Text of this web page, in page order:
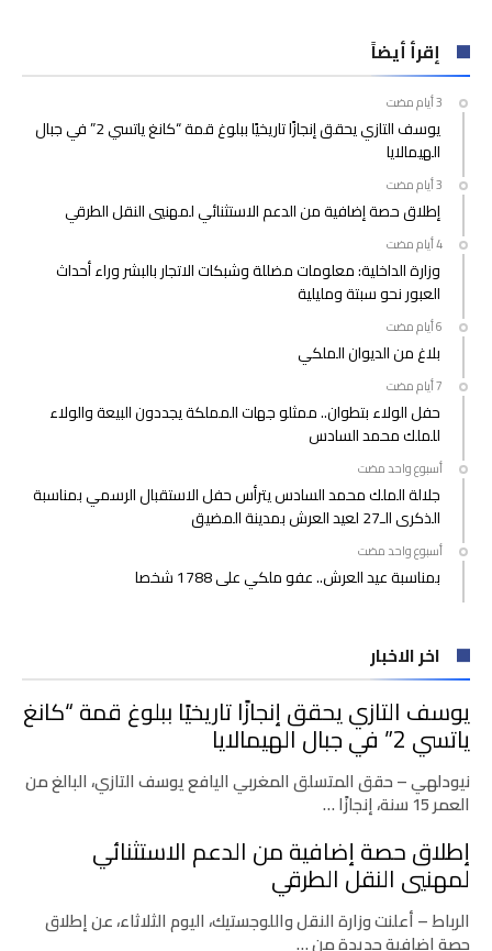
إقرأ أيضاً
يوسف التازي يحقق إنجازًا تاريخيًا ببلوغ قمة “كانغ ياتسي 2” في جبال
الهيمالايا
إطلاق حصة إضافية من الدعم الاستثنائي لمهنيي النقل الطرقي
وزارة الداخلية: معلومات مضللة وشبكات الاتجار بالبشر وراء أحداث
العبور نحو سبتة ومليلية
بلاغ من الديوان الملكي
حفل الولاء بتطوان.. ممثلو جهات المملكة يجددون البيعة والولاء
للملك محمد السادس
‫‫‫‏‫أسبوع واحد مضت‬
جلالة الملك محمد السادس يترأس حفل الاستقبال الرسمي بمناسبة
الذكرى الـ27 لعيد العرش بمدينة المضيق
‫‫‫‏‫أسبوع واحد مضت‬
بمناسبة عيد العرش.. عفو ملكي على 1788 شخصا
اخر الاخبار
يوسف التازي يحقق إنجازًا تاريخيًا ببلوغ قمة “كانغ
ياتسي 2” في جبال الهيمالايا
نيودلهي – حقق المتسلق المغربي اليافع يوسف التازي، البالغ من
العمر 15 سنة، إنجازًا …
إطلاق حصة إضافية من الدعم الاستثنائي
لمهنيي النقل الطرقي
الرباط – أعلنت وزارة النقل واللوجستيك، اليوم الثلاثاء، عن إطلاق
حصة إضافية جديدة من …